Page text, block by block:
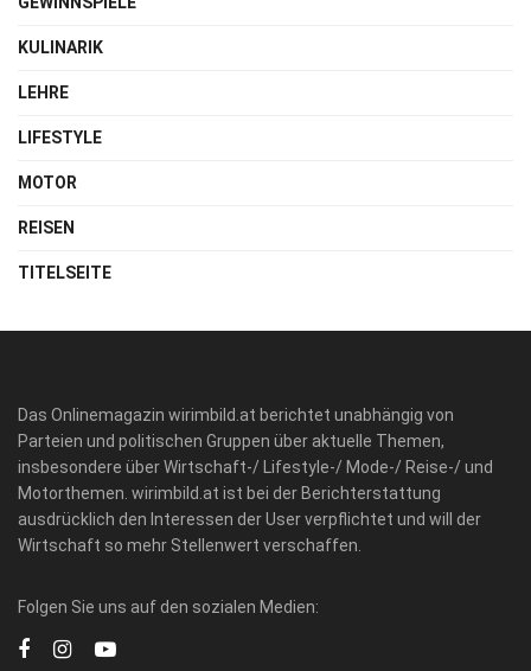
KULINARIK
LEHRE
LIFESTYLE
MOTOR
REISEN
TITELSEITE
Das Onlinemagazin wirimbild.at berichtet unabhängig von
Parteien und politischen Gruppen über aktuelle Themen,
insbesondere über Wirtschaft-/ Lifestyle-/ Mode-/ Reise-/ und
Motorthemen. wirimbild.at ist bei der Berichterstattung
ausdrücklich den Interessen der User verpflichtet und will der
Wirtschaft so mehr Stellenwert verschaffen.
Folgen Sie uns auf den sozialen Medien: